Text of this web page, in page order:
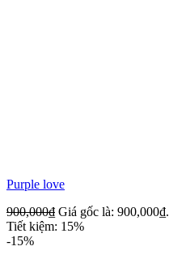
Purple love
900,000₫ Giá gốc là: 900,000₫.
Tiết kiệm: 15%
-15%